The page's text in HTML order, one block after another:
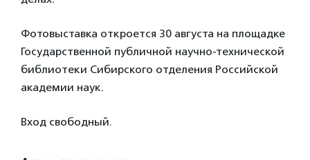
Фотовыставка откроется 30 августа на площадке
Государственной публичной научно-технической
библиотеки Сибирского отделения Российской
академии наук.
Вход свободный.